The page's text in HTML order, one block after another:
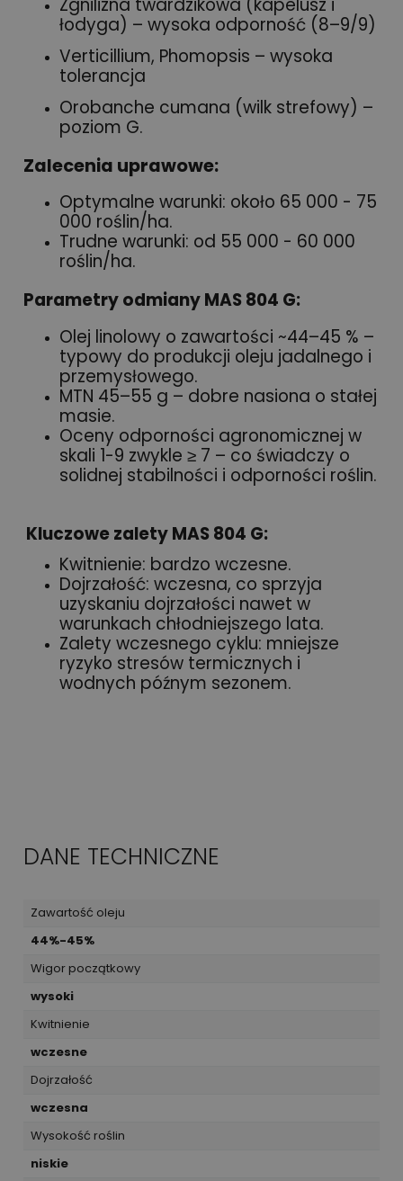
Zgnilizna twardzikowa (kapelusz i
łodyga) – wysoka odporność (8–9/9)
Verticillium, Phomopsis – wysoka
tolerancja
Orobanche cumana (wilk strefowy) –
poziom G.
Zalecenia uprawowe:
Optymalne warunki: około 65 000 - 75
000 roślin/ha.
Trudne warunki: od 55 000 - 60 000
roślin/ha.
Parametry odmiany MAS 804 G:
Olej linolowy o zawartości ~44–45 % –
typowy do produkcji oleju jadalnego i
przemysłowego.
MTN 45–55 g – dobre nasiona o stałej
masie.
Oceny odporności agronomicznej w
skali 1-9 zwykle ≥ 7 – co świadczy o
solidnej stabilności i odporności roślin.
Kluczowe zalety MAS 804 G:
Kwitnienie: bardzo wczesne.
Dojrzałość: wczesna, co sprzyja
uzyskaniu dojrzałości nawet w
warunkach chłodniejszego lata.
Zalety wczesnego cyklu: mniejsze
ryzyko stresów termicznych i
wodnych późnym sezonem.
DANE TECHNICZNE
Zawartość oleju
44%-45%
Wigor początkowy
wysoki
Kwitnienie
wczesne
Dojrzałość
wczesna
Wysokość roślin
niskie